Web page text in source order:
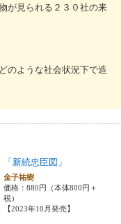
が見られる２３０社の来
のような社会状況下で造
「新続忠臣図」
金子祐樹
価格：880円（本体800円＋
税）
【2023年10月発売】